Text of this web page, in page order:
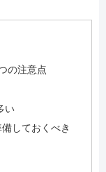
の注意点
い
しておくべき